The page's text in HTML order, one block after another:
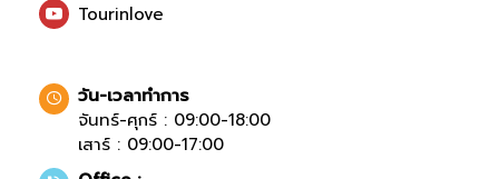
Tourinlove
วัน-เวลาทำการ
จันทร์-ศุกร์ : 09:00-18:00
เสาร์ : 09:00-17:00